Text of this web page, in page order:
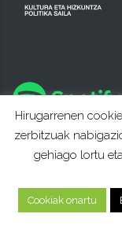
Hirugarrenen
zerbitzuak
gehiago lortu
Cookiak onartu